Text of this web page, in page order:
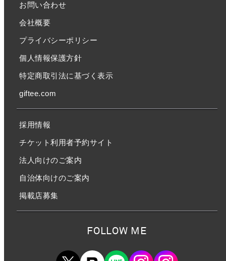
お問い合わせ
会社概要
プライバシーポリシー
個人情報保護方針
特定商取引法に基づく表示
giftee.com
採用情報
チケット利用者予約サイト
法人向けのご案内
自治体向けのご案内
掲載店募集
FOLLOW ME